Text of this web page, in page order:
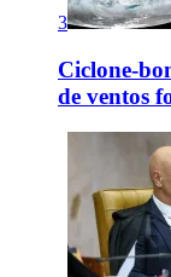
3
Ciclone-
de ventos